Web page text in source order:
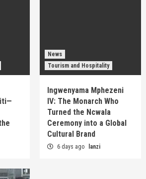
News
Tourism and Hospitality
Ingwenyama Mphezeni
IV: The Monarch Who
Turned the Ncwala
Ceremony into a Global
Cultural Brand
6 days ago lanzi